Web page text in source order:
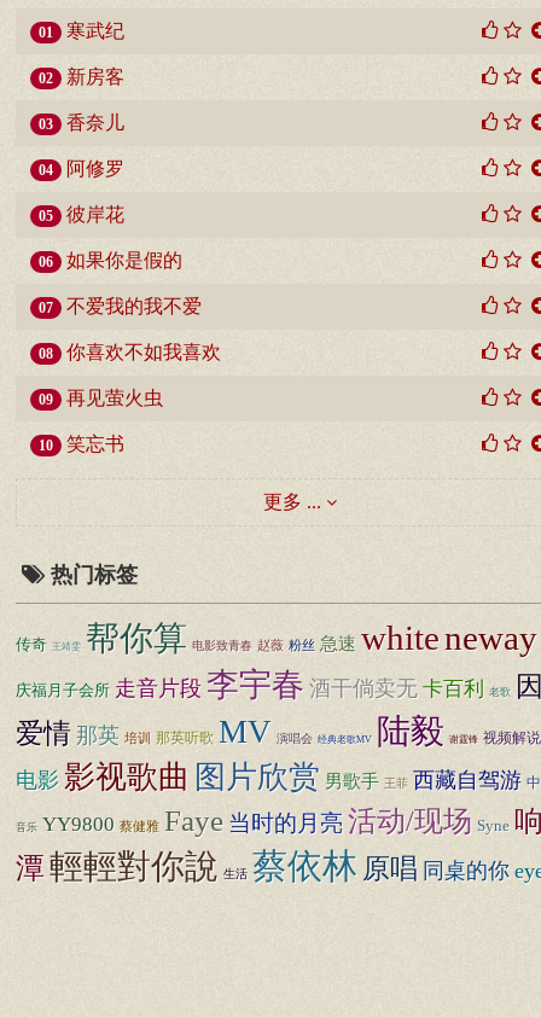
01 寒武纪
02 新房客
03 香奈儿
04 阿修罗
05 彼岸花
06 如果你是假的
07 不爱我的我不爱
08 你喜欢不如我喜欢
09 再见萤火虫
10 笑忘书
更多 ...
热门标签
传奇 王靖雯 帮你算 电影致青春 赵薇 粉丝 急速 whiteneway
庆福月子会所 走音片段 李宇春 酒干倘卖无 卡百利 老歌
爱情 那英 培训 那英听歌 MV 演唱会 经典老歌MV 陆毅 谢霆锋 视频解说
电影 影视歌曲 图片欣赏 男歌手 王菲 西藏自驾游
音乐 YY9800 蔡健雅 Faye 当时的月亮活动/现场 Syne
潭輕輕對你說 生活 蔡依林 原唱 同桌的你